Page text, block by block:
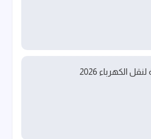
الكهرباء 2026